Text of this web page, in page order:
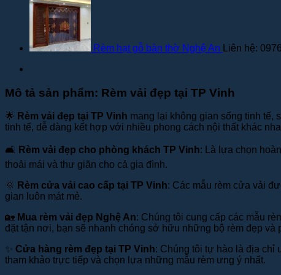
Rèm hạt gỗ bàn thờ Nghệ An Liên hệ:
Mô tả sản phẩm: Rèm vải đẹp tại TP Vinh
🌟 Rèm vải đẹp tại TP Vinh mang lại không gian sống tinh tế,
tinh tế, dễ dàng kết hợp với nhiều phong cách nội thất khác
🛋️ Rèm vải đẹp cho phòng khách TP Vinh: Là lựa chọn
thoải mái và thư giãn cho cả gia đình.
🌞 Rèm cửa vải cao cấp tại TP Vinh: Các mẫu rèm cửa vải
gian luôn mát mẻ.
🏡 Mua rèm vải đẹp Nghệ An: Chúng tôi cung cấp các mẫu
đặt tận nơi, bạn sẽ nhanh chóng sở hữu những bộ rèm đẹp và
✨ Cửa hàng rèm đẹp tại TP Vinh: Chúng tôi tự hào là địa chỉ
tham khảo trực tiếp và chọn lựa những mẫu rèm ưng ý nhất.